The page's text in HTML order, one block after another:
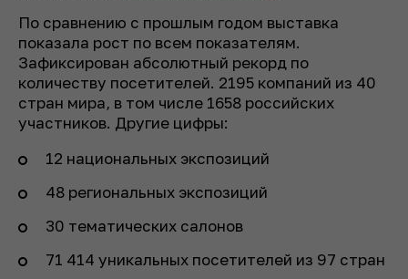
По сравнению с прошлым годом выставка
показала рост по всем показателям.
Зафиксирован абсолютный рекорд по
количеству посетителей. 2195 компаний из 40
стран мира, в том числе 1658 российских
участников. Другие цифры:
12 национальных экспозиций
48 региональных экспозиций
30 тематических салонов
71 414 уникальных посетителей из 97 стран